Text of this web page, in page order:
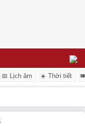
📅 Lịch âm ☀️ Thời tiết